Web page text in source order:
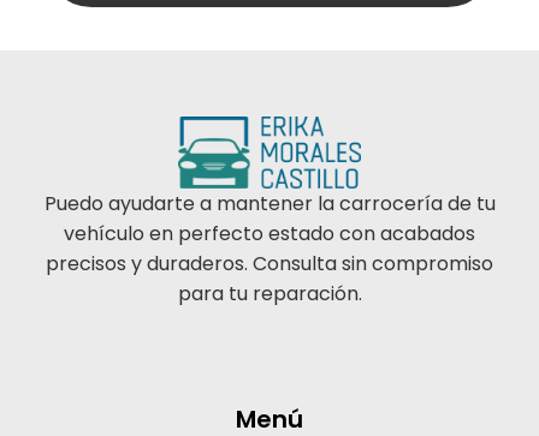
Puedo ayudarte a mantener la carrocería de tu
vehículo en perfecto estado con acabados
precisos y duraderos. Consulta sin compromiso
para tu reparación.
Menú